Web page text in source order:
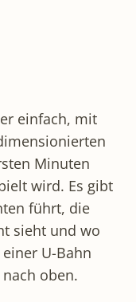
einfach, mit
Minuten
wird. Es gibt
führt, die
sieht und wo
U-Bahn
oben.